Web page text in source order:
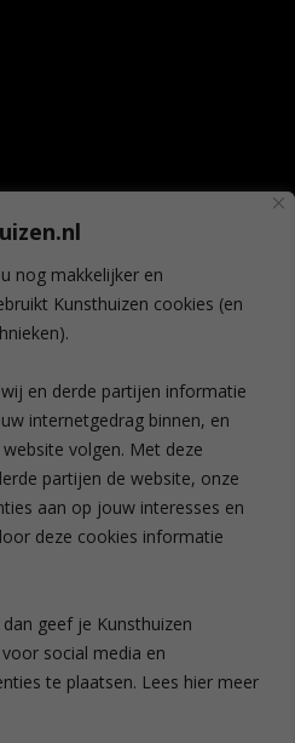
nog makkelijker en
Kunsthuizen cookies (en
en derde partijen informatie
internetgedrag binnen, en
volgen. Met deze
partijen de website, onze
aan op jouw interesses en
deze cookies informatie
geef je Kunsthuizen
social media en
te plaatsen. Lees hier meer